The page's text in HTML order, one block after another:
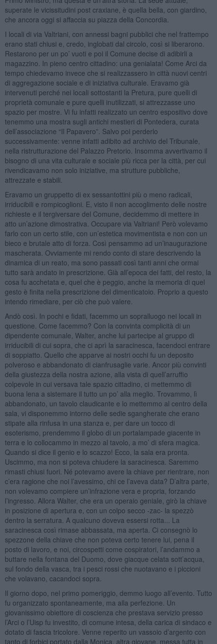
superate le vicissitudini post craxiane, è quella bella, con giardino,
che ancora oggi si affaccia su piazza della Concordia.
I locali di via Valtriani, con annessi bagni pubblici che nel frattempo
erano stati chiusi e, credo, inglobati dal circolo, così si liberarono.
Restarono per un po’ vuoti e poi il Comune decise di adibirli a
magazzino. In pieno centro cittadino: una genialata! Come Arci da
tempo chiedevamo invece che si realizzassero in città nuovi centri
di aggregazione sociale e di iniziativa culturale. Eravamo già
intervenuti perché nei locali sottostanti la Pretura, pure quelli di
proprietà comunale e pure quelli inutilizzati, si attrezzasse uno
spazio per mostre. Vi fu infatti realizzato un centro espositivo dove
tenemmo una mostra sugli antichi mestieri di Pontedera, curata
dell’associazione “Il Papavero”. Salvo poi perderlo
successivamente: venne infatti adibito ad archivio del Tribunale,
nella ristrutturazione del Palazzo Pretorio. Insomma avvertivamo il
bisogno di una vita culturale e sociale più ricca per la città, per cui
rivendicavamo non solo iniziative, ma strutture pubbliche,
attrezzate e stabili.
Eravamo un gruppetto di ex sessantottini più o meno radicali,
irriducibili e rompicoglioni. E, visto il non accoglimento delle nostre
richieste e il tergiversare del Comune, decidemmo di mettere in
atto un’azione dimostrativa. Occupare via Valtriani! Però volevamo
farlo con un certo stile, con un’estetica movimentista e non con un
bieco e brutale atto di forza. Così pensammo ad un’inaugurazione
mascherata. Ovviamente mi rendo conto di stare descrivendo la
dinamica di un reato, ma sono passati così tanti anni che ormai
tutto sarà andato in prescrizione. Già all’epoca dei fatti, del resto, la
cosa fu acchetata e, quel che è peggio, anche la memoria di quel
gesto è finita nella prescrizione del dimenticatoio. Proprio a questo
intendo rimediare, per ciò che può valere.
Andò così. In pochi e fidati, facemmo un sopralluogo nei locali in
questione. Come facemmo? Con la convinta complicità di un
dipendente comunale, Walter, anche lui partecipe al gruppo di
irriducibili di cui sopra, che ci aprì la saracinesca, facendoci entrare
di soppiatto. Quello che apparve ai nostri occhi fu un deposito
polveroso e abbandonato di cianfrusaglie varie. Ancor più convinti
della giustezza della nostra azione, alla vista di quell’arruffio
colpevole in cui versava tale spazio cittadino, ci mettemmo di
buona lena a sistemare il tutto un po’ alla meglio. Trovammo, lì
abbandonato, un tavolo claudicante e lo mettemmo al centro della
sala, vi disponemmo intorno delle sedie sgangherate che erano
stipate alla rinfusa in una stanza e, per dare un tocco di
esoterismo, prendemmo il globo di un portalampade giacente in
terra e lo collocammo in mezzo al tavolo, a mo’ di sfera magica.
Quando si dice il genio e lo scazzo! Ecco, la sala era pronta.
Uscimmo, ma non si poteva chiudere la saracinesca. Saremmo
rimasti chiusi fuori. Né potevamo avere la chiave per rientrare, non
c’era ragione che noi l’avessimo, chi ce l’aveva data? D’altra parte,
non volevamo compiere un’infrazione vera e propria, forzando
l’ingresso. Allora Walter, che era un operaio geniale, girò la chiave
in posizione di apertura e, con un colpo secco -zac- la spezzò
dentro la serratura. A qualcuno doveva essersi rotta... La
saracinesca così rimase abbassata, ma aperta. Ci consegnò lo
spezzone della chiave che non poteva certo tenere lui, pena il
posto di lavoro, e noi, circospetti come cospiratori, l’andammo a
buttare nella fontana del Duomo, dove giacque celata sott’acqua,
sul fondo della vasca, tra i pesci rossi che nuotavano e i piccioni
che volavano, cacandoci sopra.
Il giorno dopo, nel primo pomeriggio, demmo luogo all’evento. Tutto
fu organizzato spontaneamente, ma alla perfezione. Un
giovanissimo obiettore di coscienza che prestava servizio presso
l’Arci o l’Uisp fu investito, di comune intesa, della carica di sindaco e
dotato di fascia tricolore. Venne reperito un vassoio d’argento con
tanto di forbici portato dalla Monica, altra giovane, messa tutta in